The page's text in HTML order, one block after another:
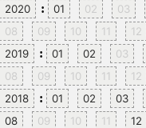
2020 : 01 02 03
08
09 10 11
12
2019
: 01 02 03
08
09 10 11
12
2018
: 01 02 03
08
09 10 11
12